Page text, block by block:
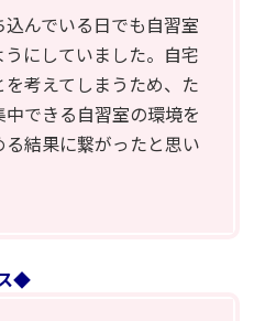
んでいる日でも自習室
にしていました。自宅
考えてしまうため、た
できる自習室の環境を
結果に繋がったと思い
◆